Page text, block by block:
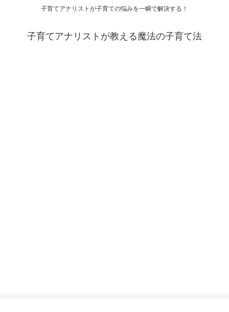
子育てアナリストが子育ての悩みを一瞬で解決する！
子育てアナリストが教える魔法の子育て法